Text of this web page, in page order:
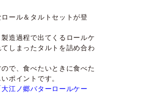
ール＆タルトセットが登
造過程で出てくるロールケ
しまったタルトを詰め合わ
で、食べたいときに食べた
ポイントです。
江ノ郷バターロールケー